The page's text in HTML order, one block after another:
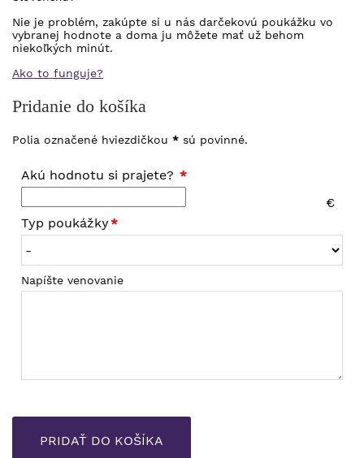
Nie je problém, zakúpte si u nás darčekovú poukážku vo
vybranej hodnote a doma ju môžete mať už behom
niekoľkých minút.
Ako to funguje?
Pridanie do košíka
Polia označené hviezdičkou * sú povinné.
Akú hodnotu si prajete?
€
Typ poukážky
Napíšte venovanie